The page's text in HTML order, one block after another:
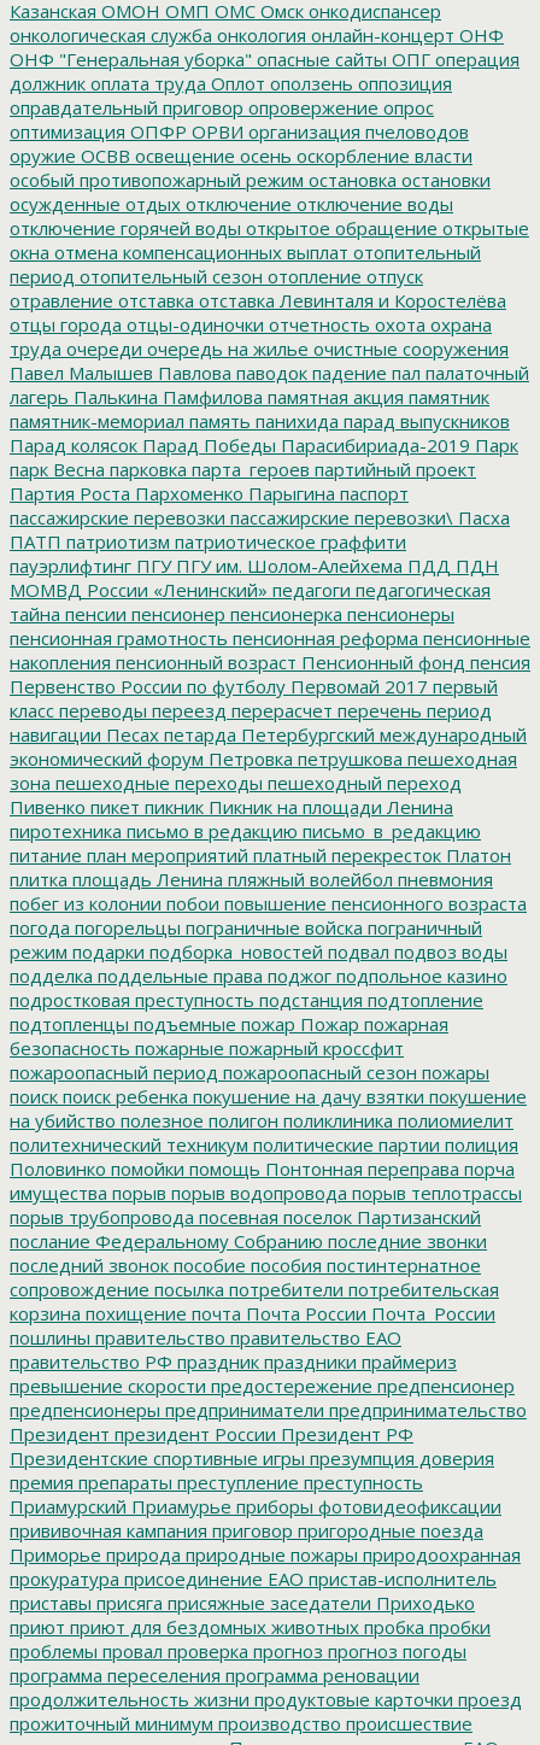
Казанская ОМОН ОМП ОМС Омск онкодиспансер
онкологическая служба онкология онлайн-концерт ОНФ
ОНФ "Генеральная уборка" опасные сайты ОПГ операция
должник оплата труда Оплот оползень оппозиция
оправдательный приговор опровержение опрос
оптимизация ОПФР ОРВИ организация пчеловодов
оружие ОСВВ освещение осень оскорбление власти
особый противопожарный режим остановка остановки
осужденные отдых отключение отключение воды
отключение горячей воды открытое обращение открытые
окна отмена компенсационных выплат отопительный
период отопительный сезон отопление отпуск
отравление отставка отставка Левинталя и Коростелёва
отцы города отцы-одиночки отчетность охота охрана
труда очереди очередь на жилье очистные сооружения
Павел Малышев Павлова паводок падение пал палаточный
лагерь Палькина Памфилова памятная акция памятник
памятник-мемориал память панихида парад выпускников
Парад колясок Парад Победы Парасибириада-2019 Парк
парк Весна парковка парта_героев партийный проект
Партия Роста Пархоменко Парыгина паспорт
пассажирские перевозки пассажирские перевозки\ Пасха
ПАТП патриотизм патриотическое граффити
пауэрлифтинг ПГУПГУ им. Шолом-Алейхема ПДД ПДН
МОМВД России «Ленинский» педагоги педагогическая
тайна пенсии пенсионер пенсионерка пенсионеры
пенсионная грамотность пенсионная реформа пенсионные
накопления пенсионный возраст Пенсионный фонд пенсия
Первенство России по футболу Первомай 2017 первый
класс переводы переезд перерасчет перечень период
навигации Песах петарда Петербургский международный
экономический форум Петровка петрушкова пешеходная
зона пешеходные переходы пешеходный переход
Пивенко пикет пикник Пикник на площади Ленина
пиротехника письмо в редакцию письмо_в_редакцию
питание план мероприятий платный перекресток Платон
плитка площадь Ленина пляжный волейбол пневмония
побег из колонии побои повышение пенсионного возраста
погода погорельцы пограничные войска пограничный
режим подарки подборка_новостей подвал подвоз воды
подделка поддельные права поджог подпольное казино
подростковая преступность подстанция подтопление
подтопленцы подъемные пожар Пожар пожарная
безопасность пожарные пожарный кроссфит
пожароопасный период пожароопасный сезон пожары
поиск поиск ребенка покушение на дачу взятки покушение
на убийство полезное полигон поликлиника полиомиелит
политехнический техникум политические партии полиция
Половинко помойки помощь Понтонная переправа порча
имущества порыв порыв водопровода порыв теплотрассы
порыв трубопровода посевная поселок Партизанский
послание Федеральному Собранию последние звонки
последний звонок пособие пособия постинтернатное
сопровождение посылка потребители потребительская
корзина похищение почта Почта России Почта_России
пошлины правительство правительство ЕАО
правительство РФ праздник праздники праймериз
превышение скорости предостережение предпенсионер
предпенсионеры предприниматели предпринимательство
Президент президент России Президент РФ
Президентские спортивные игры презумпция доверия
премия препараты преступление преступность
Приамурский Приамурье приборы фотовидеофиксации
прививочная кампания приговор пригородные поезда
Приморье природа природные пожары природоохранная
прокуратура присоединение ЕАО пристав-исполнитель
приставы присяга присяжные заседатели Приходько
приют приют для бездомных животных пробка пробки
проблемы провал проверка прогноз прогноз погоды
программа переселения программа реновации
продолжительность жизни продуктовые карточки проезд
прожиточный минимум производство происшествие